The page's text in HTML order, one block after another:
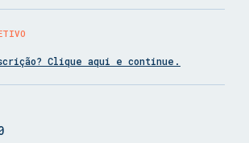
Clique aqui e continue.